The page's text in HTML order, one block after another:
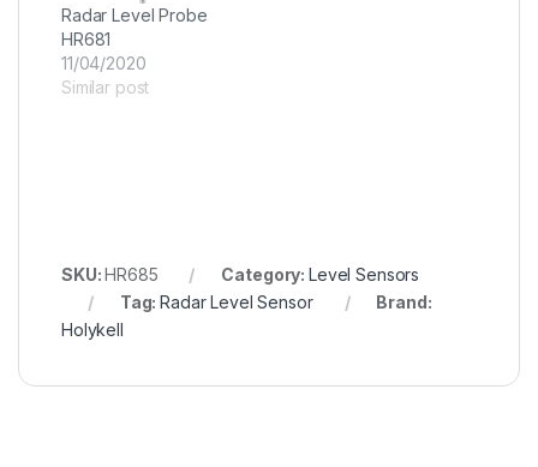
Radar Level Probe
HR681
11/04/2020
Similar post
SKU:HR685 Category: Level Sensors
Tag:Radar Level Sensor
Brand:
Holykell